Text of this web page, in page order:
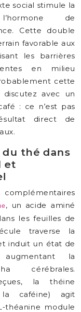
social stimule la
de
Cette double
favorable aux
les barrières
en milieu
cette
avec un
: ce n’est pas
direct de
du thé dans
et
, un acide aminé
les feuilles de
traverse la
induit un état de
la
cérébrales.
la théine
la caféine) agit
théanine module